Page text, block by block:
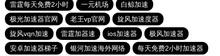
雷霆每天免费2小时
一元机场
白鲸加速
极光加速器官网
老王vp官网
旋风加速度器
旋风vqn加速
雷霆加器速 ios加速器
极风加速器
安卓加速器梯子
银河加速海外网络 每天免费2小时加速器